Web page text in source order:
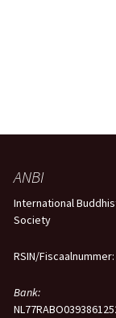
ANBI
International
Society
RSIN/
Bank: